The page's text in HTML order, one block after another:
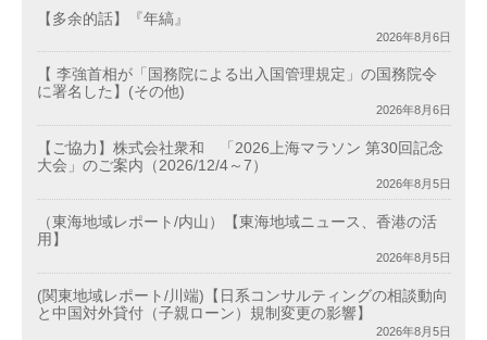
【多余的話】『年縞』
2026年8月6日
【 李強首相が「国務院による出入国管理規定」の国務院令
に署名した】(その他)
2026年8月6日
【ご協力】株式会社衆和 「2026上海マラソン 第30回記念
大会」のご案内（2026/12/4～7）
2026年8月5日
（東海地域レポート/内山）【東海地域ニュース、香港の活
用】
2026年8月5日
(関東地域レポート/川端)【日系コンサルティングの相談動向
と中国対外貸付（子親ローン）規制変更の影響】
2026年8月5日